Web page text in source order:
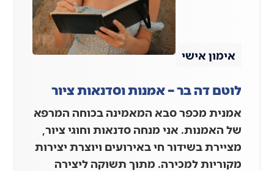
אימון אישי
לוטם דה בר – אמנות וסדנאות ציור
אמנית מכפר סבא המאמינה בכוחה המרפא
של האמנות. אני מנחה סדנאות וחוגי ציור,
מציירת בשידור חי באירועים ויוצרת יצירות
מקוריות למכירה. מתוך תשוקה ליצירה